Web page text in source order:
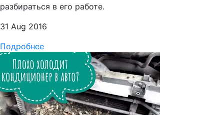
разбираться в его работе.
31 Aug 2016
Подробнее